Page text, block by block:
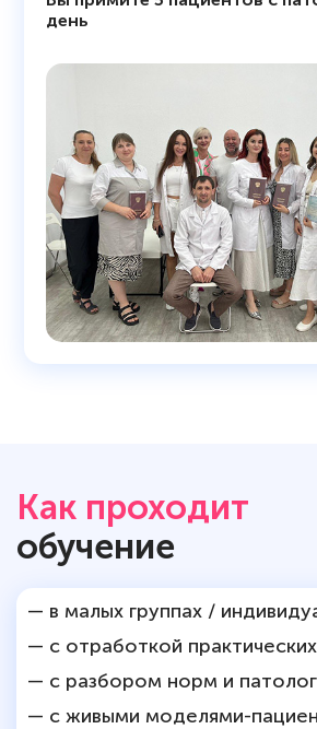
день
Как проходит
обучение
— в малых группах /
— с отработкой
— с разбором норм и
— с живыми моделями-